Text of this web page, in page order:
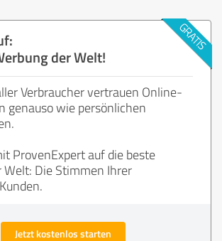
der Welt!
Verbraucher vertrauen Online-
genauso wie persönlichen
ProvenExpert auf die beste
Welt: Die Stimmen Ihrer
Jetzt kostenlos starten